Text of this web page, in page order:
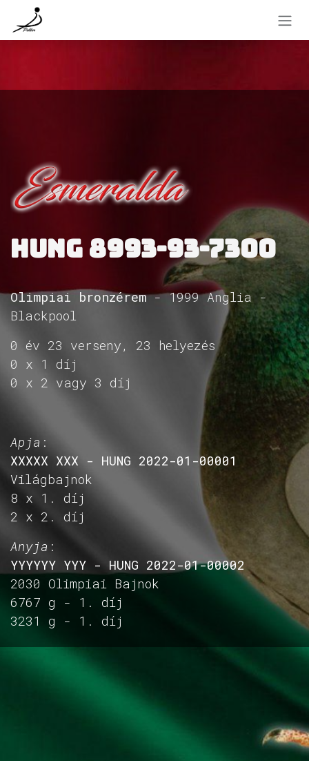
Kihagyás és továbblépés a tartalomhoz
HUNG 8993-93-7300
Olimpiai bronzérem- 1999 Anglia -
Blackpool
0 év 23 verseny, 23 helyezés
0 x 1 díj
0 x 2 vagy 3 díj
Apja :
XXXXX XXX - HUNG 2022-01-00001
Világbajnok
8 x 1. díj
2 x 2. díj
Anyja :
YYYYYY YYY - HUNG 2022-01-00002
2030 Olimpiai Bajnok
6767 g - 1. díj
3231 g - 1. díj